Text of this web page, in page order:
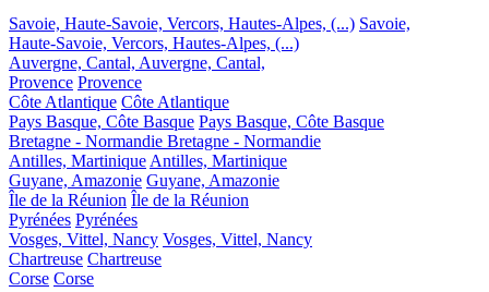
Savoie, Haute-Savoie, Vercors, Hautes-Alpes, (...) Savoie,
Haute-Savoie, Vercors, Hautes-Alpes, (...)
Auvergne, Cantal, Auvergne, Cantal,
Provence Provence
Côte Atlantique Côte Atlantique
Pays Basque, Côte Basque Pays Basque, Côte Basque
Bretagne - Normandie Bretagne - Normandie
Antilles, Martinique Antilles, Martinique
Guyane, Amazonie Guyane, Amazonie
Île de la Réunion Île de la Réunion
Pyrénées Pyrénées
Vosges, Vittel, Nancy Vosges, Vittel, Nancy
Chartreuse Chartreuse
Corse Corse